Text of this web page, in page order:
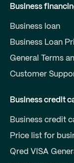
Business
Business loan
Business Loan
General Terms
Customer
Business credit
Business credit
Price list for
Qred VISA